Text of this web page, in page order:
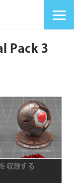
Pack 3
収録する